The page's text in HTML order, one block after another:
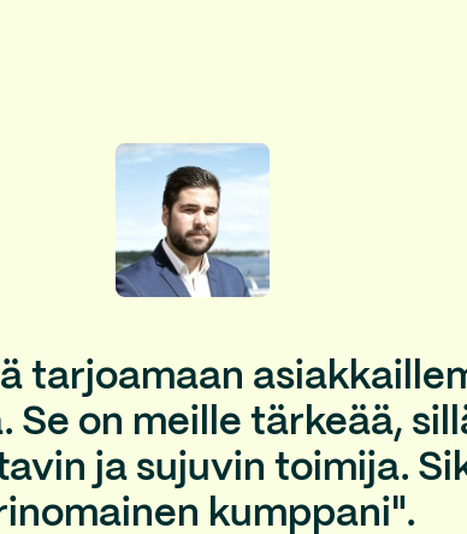
tarjoamaan
Se on meille tärkeää,
ja sujuvin toimija.
kumppani".